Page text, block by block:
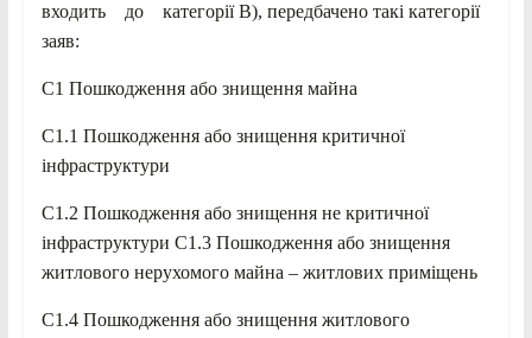
входить до категорії В), передбачено такі категорії
заяв:
C1 Пошкодження або знищення майна
C1.1 Пошкодження або знищення критичної
інфраструктури
C1.2 Пошкодження або знищення не критичної
інфраструктури C1.3 Пошкодження або знищення
житлового нерухомого майна – житлових приміщень
C1.4 Пошкодження або знищення житлового